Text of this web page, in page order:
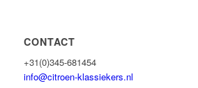
CONTACT
+31(0)345-681454
info@citroen-klassiekers.nl